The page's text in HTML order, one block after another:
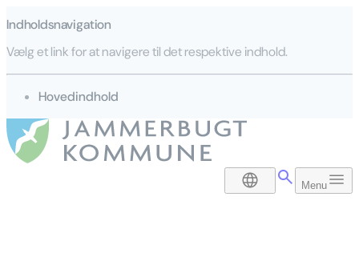
Indholdsnavigation
Vælg et link for at navigere til det respektive indhold.
gå til
Hovedindhold
DA Menu